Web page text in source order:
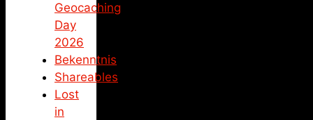
Geocaching
Day
2026
Bekenntnis
Shareables
Lost
in